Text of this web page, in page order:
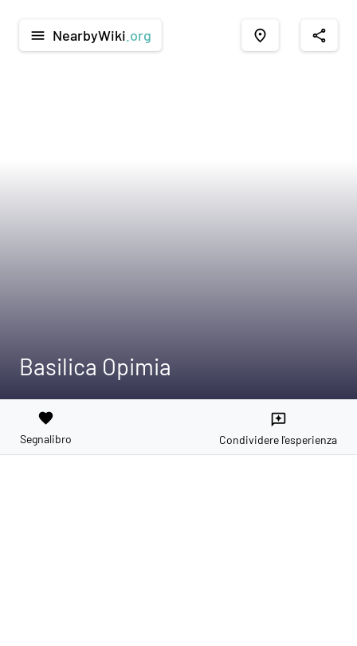
menu NearbyWiki .org place share
Basilica Opimia
favorite
Segnalibro
reviews
Condividere l'esperienza